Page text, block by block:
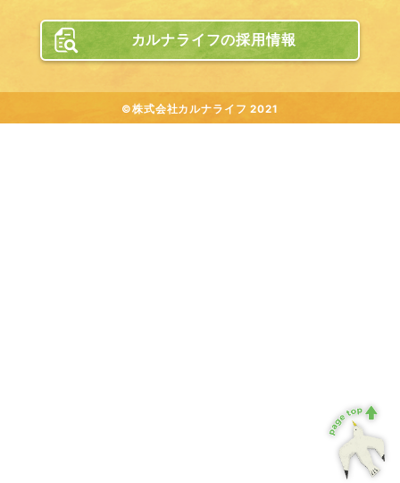
カルナライフの採用情報
©株式会社カルナライフ 2021